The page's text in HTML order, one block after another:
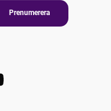
Prenumerera